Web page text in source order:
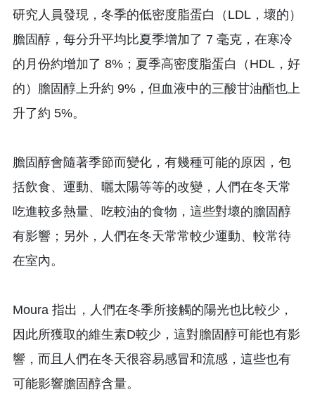
研究人員發現，冬季的低密度脂蛋白（LDL，壞的）
膽固醇，每分升平均比夏季增加了 7 毫克，在寒冷
的月份約增加了 8%；夏季高密度脂蛋白（HDL，好
的）膽固醇上升約 9%，但血液中的三酸甘油酯也上
升了約 5%。
膽固醇會隨著季節而變化，有幾種可能的原因，包
括飲食、運動、曬太陽等等的改變，人們在冬天常
吃進較多熱量、吃較油的食物，這些對壞的膽固醇
有影響；另外，人們在冬天常常較少運動、較常待
在室內。
Moura 指出，人們在冬季所接觸的陽光也比較少，
因此所獲取的維生素D較少，這對膽固醇可能也有影
響，而且人們在冬天很容易感冒和流感，這些也有
可能影響膽固醇含量。